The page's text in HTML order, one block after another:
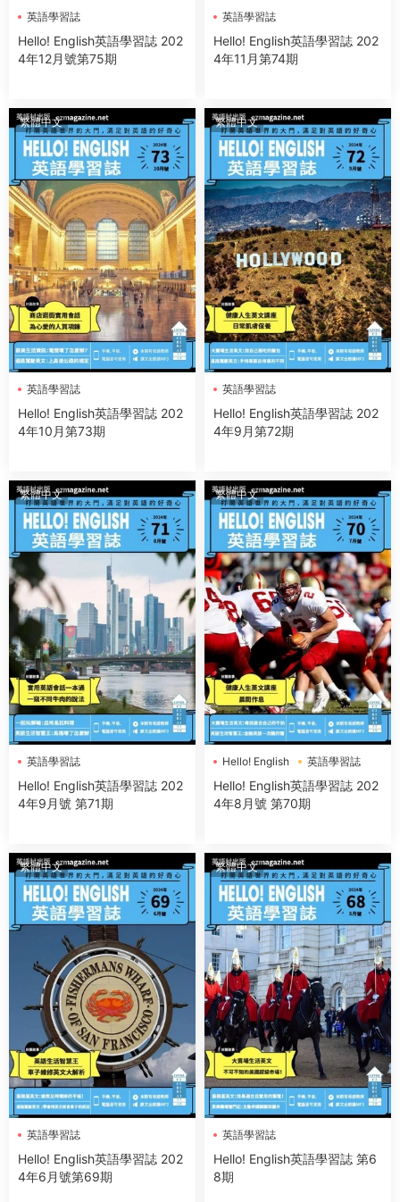
英語學習誌
Hello! English英語學習誌 202
4年12月號第75期
英語學習誌
Hello! English英語學習誌 202
4年11月第74期
繁體中文
英語學習誌
Hello! English英語學習誌 202
4年10月第73期
繁體中文
英語學習誌
Hello! English英語學習誌 202
4年9月第72期
繁體中文
英語學習誌
Hello! English英語學習誌 202
4年9月號 第71期
繁體中文
Hello! English 英語學習誌
Hello! English英語學習誌 202
4年8月號 第70期
繁體中文
英語學習誌
Hello! English英語學習誌 202
4年6月號第69期
繁體中文
英語學習誌
Hello! English英語學習誌 第6
8期